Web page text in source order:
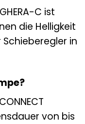
C ist
die Helligkeit
in
von bis